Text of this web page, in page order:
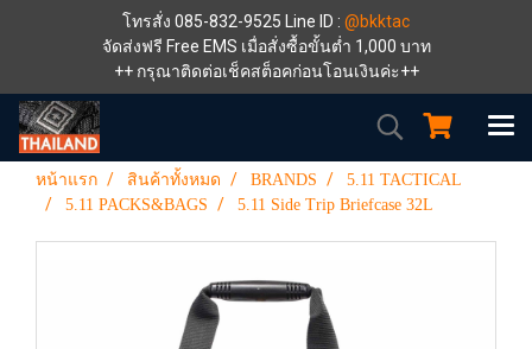
โทรสั่ง 085-832-9525 Line ID : @bkktac
จัดส่งฟรี Free EMS เมื่อสั่งซื้อขั้นต่ำ 1,000 บาท
++ กรุณาติดต่อเช็คสต็อคก่อนโอนเงินค่ะ++
หน้าแรก สินค้าทั้งหมด BRANDS
5.11 TACTICAL
5.11 PACKS&BAGS
5.11 Side Trip Briefcase 32L